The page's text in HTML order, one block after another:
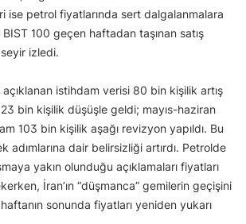
ise petrol fiyatlarında sert dalgalanmalara
100 geçen haftadan taşınan satış
seyir izledi.
açıklanan istihdam verisi 80 bin kişilik artış
bin kişilik düşüşle geldi; mayıs-haziran
103 bin kişilik aşağı revizyon yapıldı. Bu
adımlarına dair belirsizliği artırdı. Petrolde
yakın olunduğu açıklamaları fiyatları
İran’ın “düşmanca” gemilerin geçişini
sonunda fiyatları yeniden yukarı